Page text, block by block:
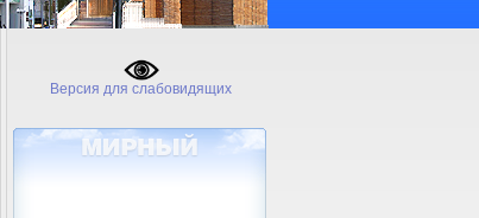
Версия для слабовидящих